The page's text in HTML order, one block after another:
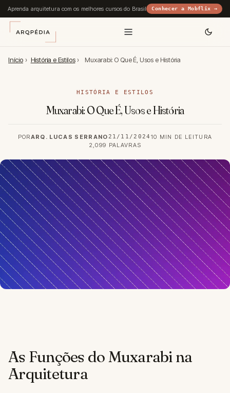
Aprenda arquitetura com os melhores cursos do Brasil Conhecer a Mobflix →
Início › História e Estilos › Muxarabi: O Que É, Usos e História
HISTÓRIA E ESTILOS
Muxarabi: O Que É, Usos e História
PORARQ. LUCAS SERRANO21/11/2024 10 MIN DE LEITURA
2,099 PALAVRAS
As Funções do Muxarabi na
Arquitetura